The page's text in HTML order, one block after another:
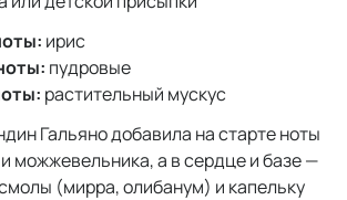
ирис
пудровые
растительный мускус
Гальяно добавила на старте ноты
можжевельника, а в сердце и базе —
(мирра, олибанум) и капельку